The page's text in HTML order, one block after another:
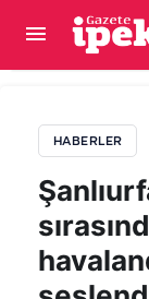
HABERLER
Halef